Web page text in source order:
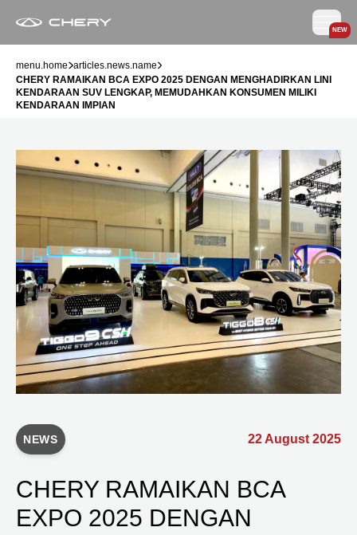
NEW
menu.home articles.news.name
CHERY RAMAIKAN BCA EXPO 2025 DENGAN MENGHADIRKAN LINI
KENDARAAN SUV LENGKAP, MEMUDAHKAN KONSUMEN MILIKI
KENDARAAN IMPIAN
NEWS 22 August 2025
CHERY RAMAIKAN BCA
EXPO 2025 DENGAN